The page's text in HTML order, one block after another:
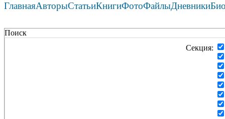
ГлавнаяАвторыСтатьиКнигиФотоФайлыДневники
Поиск
Секция: